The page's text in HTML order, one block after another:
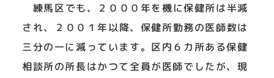
練馬区でも、２０００年を機に保健所は半減
され、２００１年以降、保健所勤務の医師数は
三分の一に減っています。区内６カ所ある保健
相談所の所長はかつて全員が医師でしたが、現